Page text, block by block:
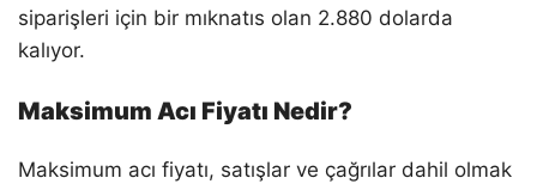
siparişleri için bir mıknatıs olan 2.880 dolarda
kalıyor.
Maksimum Acı Fiyatı Nedir?
Maksimum acı fiyatı, satışlar ve çağrılar dahil olmak